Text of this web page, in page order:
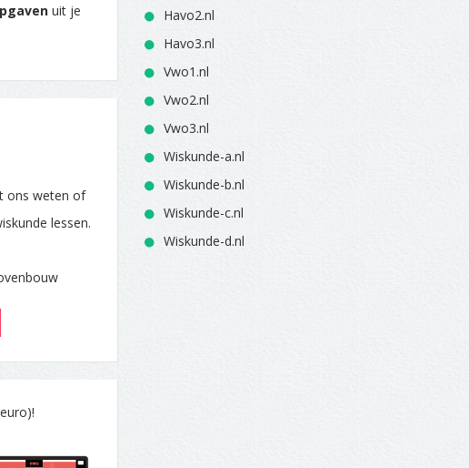
uit je
ons weten of
lessen.
Havo2.nl
Havo3.nl
Vwo1.nl
Vwo2.nl
Vwo3.nl
Wiskunde-a.nl
Wiskunde-b.nl
Wiskunde-c.nl
Wiskunde-d.nl